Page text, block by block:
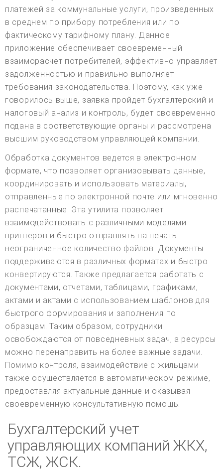
платежей за коммунальные услуги, произведенных
в среднем по прибору потребления или по
фактическому тарифному плану. Данное
приложение обеспечивает своевременный
взаиморасчет потребителей, эффективно управляет
задолженностью и правильно выполняет
требования законодательства. Поэтому, как уже
говорилось выше, заявка пройдет бухгалтерский и
налоговый анализ и контроль, будет своевременно
подана в соответствующие органы и рассмотрена
высшим руководством управляющей компании.
Обработка документов ведется в электронном
формате, что позволяет организовывать данные,
координировать и использовать материалы,
отправленные по электронной почте или мгновенно
распечатанные. Эта утилита позволяет
взаимодействовать с различными моделями
принтеров и быстро отправлять на печать
неограниченное количество файлов. Документы
поддерживаются в различных форматах и быстро
конвертируются. Также предлагается работать с
документами, отчетами, таблицами, графиками,
актами и актами с использованием шаблонов для
быстрого формирования и заполнения по
образцам. Таким образом, сотрудники
освобождаются от повседневных задач, а ресурсы
можно перенаправить на более важные задачи.
Помимо контроля, взаимодействие с жильцами
также осуществляется в автоматическом режиме,
предоставляя актуальные данные и оказывая
своевременную консультативную помощь.
Бухгалтерский учет
управляющих компаний ЖКХ,
ТСЖ, ЖСК.